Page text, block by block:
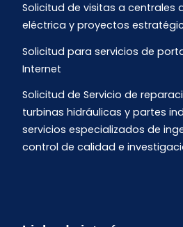
Solicitud de visitas a centrales
eléctrica y proyectos
Solicitud para servicios de
Internet
Solicitud de Servicio de
turbinas hidráulicas y partes
servicios especializados de
control de calidad e